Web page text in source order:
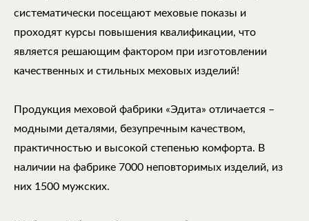
систематически посещают меховые показы и
проходят курсы повышения квалификации, что
является решающим фактором при изготовлении
качественных и стильных меховых изделий!
Продукция меховой фабрики «Эдита» отличается –
модными деталями, безупречным качеством,
практичностью и высокой степенью комфорта. В
наличии на фабрике 7000 неповторимых изделий, из
них 1500 мужских.